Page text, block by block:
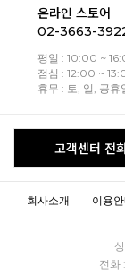
온라인 스토어
02-3663-
평일 : 10:00 ~
점심 : 12:00 ~
휴무 : 토, 일, 공휴
고객센터 전
회사소개 이용
전화